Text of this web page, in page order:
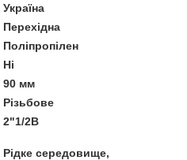
Україна
Перехідна
Поліпропілен
Ні
90 мм
Різьбове
2"1/2В
Рідке середовище,